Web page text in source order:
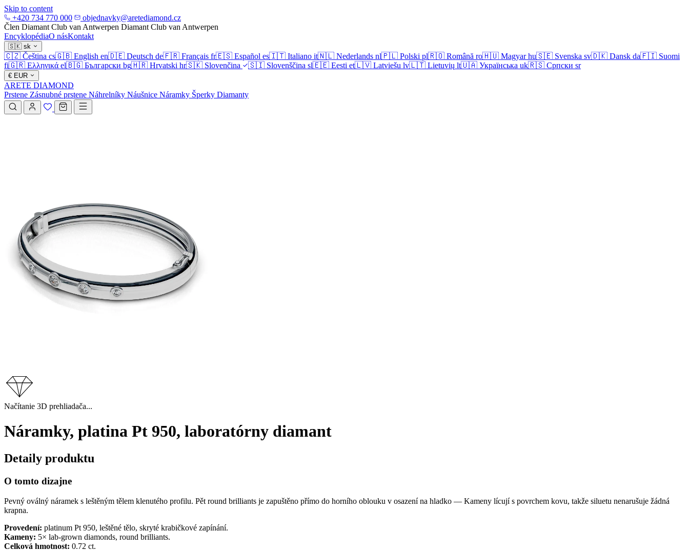
Skip to content
+420 734 770 000
objednavky@aretediamond.cz
Člen Diamant Club van Antwerpen Diamant Club van Antwerpen
EncyklopédiaO násKontakt
🇸🇰 sk
🇨🇿 Čeština cs🇬🇧 English en🇩🇪 Deutsch de🇫🇷 Français fr🇪🇸 Español es🇮🇹 Italiano it🇳🇱 Nederlands nl🇵🇱 Polski pl🇷🇴 Română ro🇭🇺 Magyar hu🇸🇪 Svenska sv🇩🇰 Dansk da🇫🇮 Suomi
fi🇬🇷 Ελληνικά el🇧🇬 Български bg🇭🇷 Hrvatski hr🇸🇰 Slovenčina 🇸🇮 Slovenščina sl🇪🇪 Eesti et🇱🇻 Latviešu lv🇱🇹 Lietuvių lt🇺🇦 Українська uk🇷🇸 Српски sr
€ EUR
ARETE DIAMOND
Prstene Zásnubné prstene Náhrelníky Náušnice Náramky Šperky Diamanty
Načítanie 3D prehliadača...
Náramky, platina Pt 950, laboratórny diamant
Detaily produktu
O tomto dizajne
Pevný oválný náramek s leštěným tělem klenutého profilu. Pět round brilliants je zapuštěno přímo do horního oblouku v osazení na hladko — Kameny lícují s povrchem kovu, takže siluetu nenarušuje žádná
krapna.
Provedení: platinum Pt 950, leštěné tělo, skryté krabičkové zapínání.
Kameny: 5× lab-grown diamonds, round brilliants.
Celková hmotnost: 0.72 ct.